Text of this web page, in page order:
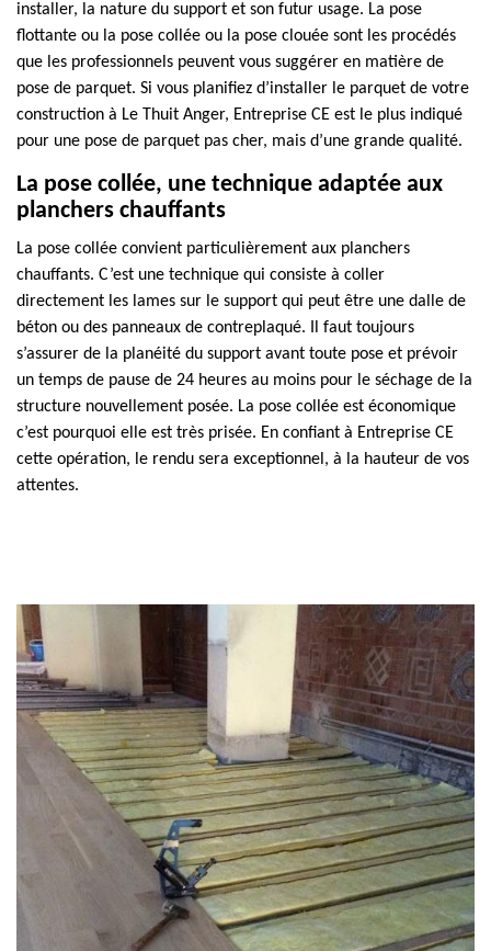
installer, la nature du support et son futur usage. La pose
flottante ou la pose collée ou la pose clouée sont les procédés
que les professionnels peuvent vous suggérer en matière de
pose de parquet. Si vous planifiez d’installer le parquet de votre
construction à Le Thuit Anger, Entreprise CE est le plus indiqué
pour une pose de parquet pas cher, mais d’une grande qualité.
La pose collée, une technique adaptée aux
planchers chauffants
La pose collée convient particulièrement aux planchers
chauffants. C’est une technique qui consiste à coller
directement les lames sur le support qui peut être une dalle de
béton ou des panneaux de contreplaqué. Il faut toujours
s’assurer de la planéité du support avant toute pose et prévoir
un temps de pause de 24 heures au moins pour le séchage de la
structure nouvellement posée. La pose collée est économique
c’est pourquoi elle est très prisée. En confiant à Entreprise CE
cette opération, le rendu sera exceptionnel, à la hauteur de vos
attentes.